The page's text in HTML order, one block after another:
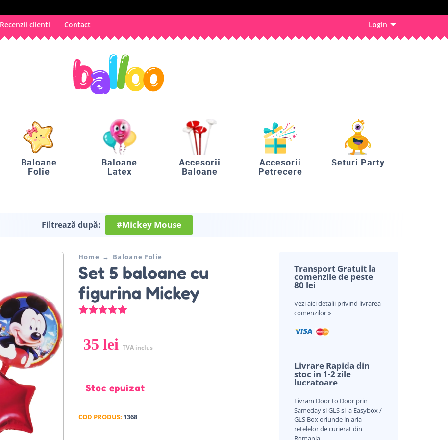
Recenzii clienti Contact Login
Baloane
Folie
Baloane
Latex
Accesorii
Baloane
Accesorii
Petrecere
Seturi Party
Filtrează după: #Mickey Mouse
Home Baloane Folie
Set 5 baloane cu
figurina Mickey
Evaluat la din 5 pe baza unei evaluări a clientului
35 lei TVA inclus
Stoc epuizat
COD PRODUS: 1368
Transport Gratuit la
comenzile de peste
80 lei
Vezi aicidetalii privind livrarea
comenzilor »
Livrare Rapida din
stoc in 1-2 zile
lucratoare
Livram Door to Door prin
Sameday si GLS si la Easybox /
GLS Box oriunde in aria
retelelor de curierat din
Romania.